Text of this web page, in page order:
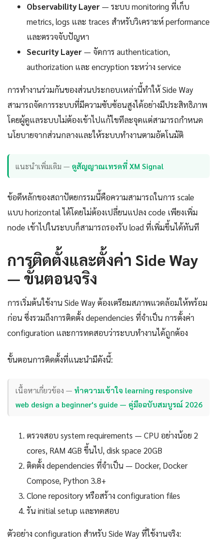
Observability Layer — ระบบ monitoring ที่เก็บ
metrics, logs และ traces สำหรับวิเคราะห์ performance
และตรวจจับปัญหา
Security Layer — จัดการ authentication,
authorization และ encryption ระหว่าง service
การทำงานร่วมกันของส่วนประกอบเหล่านี้ทำให้ Side Way
สามารถจัดการระบบที่มีความซับซ้อนสูงได้อย่างมีประสิทธิภาพ
โดยผู้ดูแลระบบไม่ต้องเข้าไปแก้ไขทีละจุดแต่สามารถกำหนด
นโยบายจากส่วนกลางและให้ระบบทำงานตามอัตโนมัติ
แนะนำเพิ่มเติม — ดูสัญญาณเทรดที่ XM Signal
ข้อดีหลักของสถาปัตยกรรมนี้คือความสามารถในการ scale
แบบ horizontal ได้โดยไม่ต้องเปลี่ยนแปลง code เพียงเพิ่ม
node เข้าไปในระบบก็สามารถรองรับ load ที่เพิ่มขึ้นได้ทันที
การติดตั้งและตั้งค่า Side Way
— ขั้นตอนจริง
การเริ่มต้นใช้งาน Side Way ต้องเตรียมสภาพแวดล้อมให้พร้อม
ก่อน ซึ่งรวมถึงการติดตั้ง dependencies ที่จำเป็น การตั้งค่า
configuration และการทดสอบว่าระบบทำงานได้ถูกต้อง
ขั้นตอนการติดตั้งที่แนะนำมีดังนี้:
เนื้อหาเกี่ยวข้อง — ทำความเข้าใจ learning responsive
web design a beginner's guide — คู่มือฉบับสมบูรณ์ 2026
ตรวจสอบ system requirements — CPU อย่างน้อย 2
cores, RAM 4GB ขึ้นไป, disk space 20GB
ติดตั้ง dependencies ที่จำเป็น — Docker, Docker
Compose, Python 3.8+
Clone repository หรือสร้าง configuration files
รัน initial setup และทดสอบ
ตัวอย่าง configuration สำหรับ Side Way ที่ใช้งานจริง: